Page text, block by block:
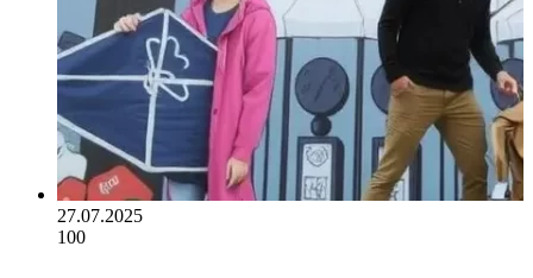
27.07.2025
100